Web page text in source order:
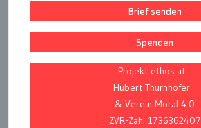
Brief senden
Spenden
Projekt ethos.at
Hubert Thurnhofer
& Verein Moral 4.0
ZVR-Zahl 1736362407